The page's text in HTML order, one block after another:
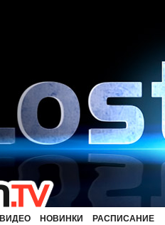
ВИДЕО НОВИНКИ РАСПИСАНИЕ